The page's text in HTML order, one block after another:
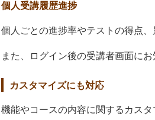
個人受講履歴進捗
個人ごとの進捗率やテストの得点
また、ログイン後の受講者画面に
カスタマイズにも対応
機能やコースの内容に関するカス